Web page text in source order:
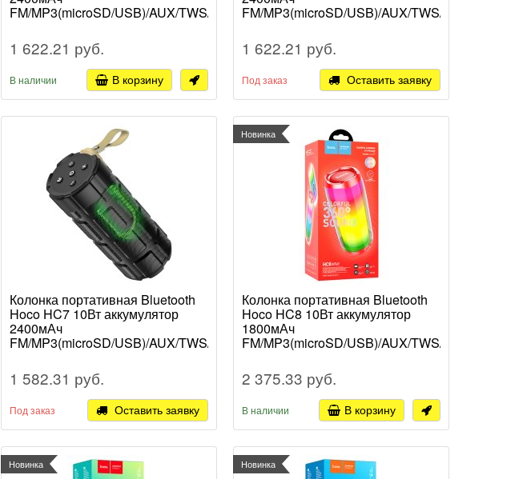
FM/MP3(microSD/USB)/AUX/TWS/LED
1 622.21 руб.
В наличии В корзину
FM/MP3(microSD/USB)/AUX/TWS/LED
1 622.21 руб.
Под заказ Оставить заявку
Колонка портативная Bluetooth
Hoco HC7 10Вт аккумулятор
2400мАч
FM/MP3(microSD/USB)/AUX/TWS/LED-
1 582.31 руб.
Под заказ Оставить заявку
Новинка
Колонка портативная Bluetooth
Hoco HC8 10Вт аккумулятор
1800мАч
FM/MP3(microSD/USB)/AUX/TWS/LED-
2 375.33 руб.
В наличии В корзину
Новинка Новинка